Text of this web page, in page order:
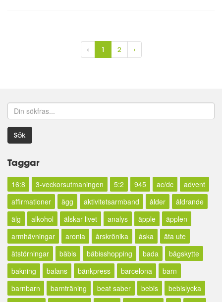
‹ 1 2 ›
Sök
Taggar
16:8 3-veckorsutmaningen 5:2 945 ac/dc
advent
affirmationer
ägg aktivitetsarmband ålder
åldrande
älg
alkohol älskar livet analys äpple
äpplen
armhävningar
aronia årskrönika åska
äta ute
ätstörningar
bäbis bäbisshopping bada
bågskytte
bakning
balans bänkpress barcelona
barn
barnbarn
barnträning beat saber bebis
bebislycka